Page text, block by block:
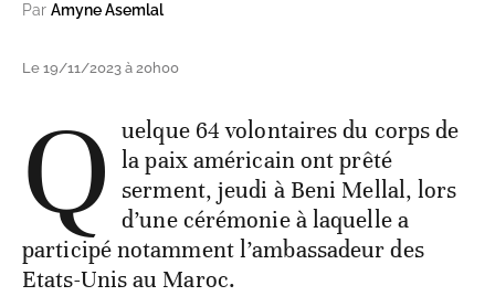
Par Amyne Asemlal
Le 19/11/2023 à 20h00
Q uelque 64 volontaires du corps de
la paix américain ont prêté
serment, jeudi à Beni Mellal, lors
d’une cérémonie à laquelle a
participé notamment l’ambassadeur des
Etats-Unis au Maroc.